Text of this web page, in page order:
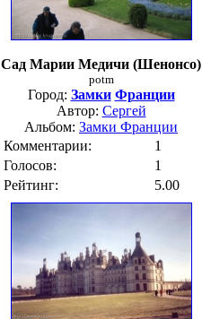
Сад Марии Медичи (Шенонсо)
potm
Город: Замки Франции
Автор: Сергей
Альбом: Замки Франции
Комментарии:
1
Голосов:
1
Рейтинг:
5.00